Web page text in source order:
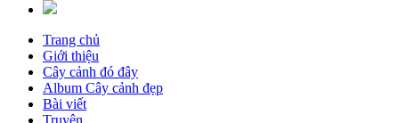
Trang chủ
Giới thiệu
Cây cảnh đó đây
Album Cây cảnh đẹp
Bài viết
Truyện